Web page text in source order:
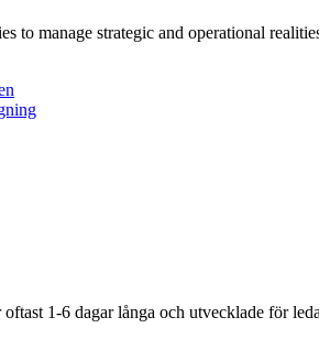
to manage strategic and operational
1-6 dagar långa och utvecklade för